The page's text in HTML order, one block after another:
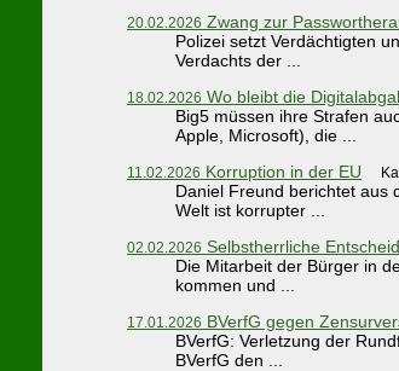
20.02.2026 Zwang zur
Polizei setzt Verdächtigten
Verdachts der ...
18.02.2026 Wo bleibt die
Big5 müssen ihre Strafen
Apple, Microsoft), die ...
11.02.2026 Korruption in der EU
Daniel Freund berichtet aus
Welt ist korrupter ...
02.02.2026 Selbstherrliche
Die Mitarbeit der Bürger in
kommen und ...
17.01.2026 BVerfG gegen
BVerfG: Verletzung der
BVerfG den ...